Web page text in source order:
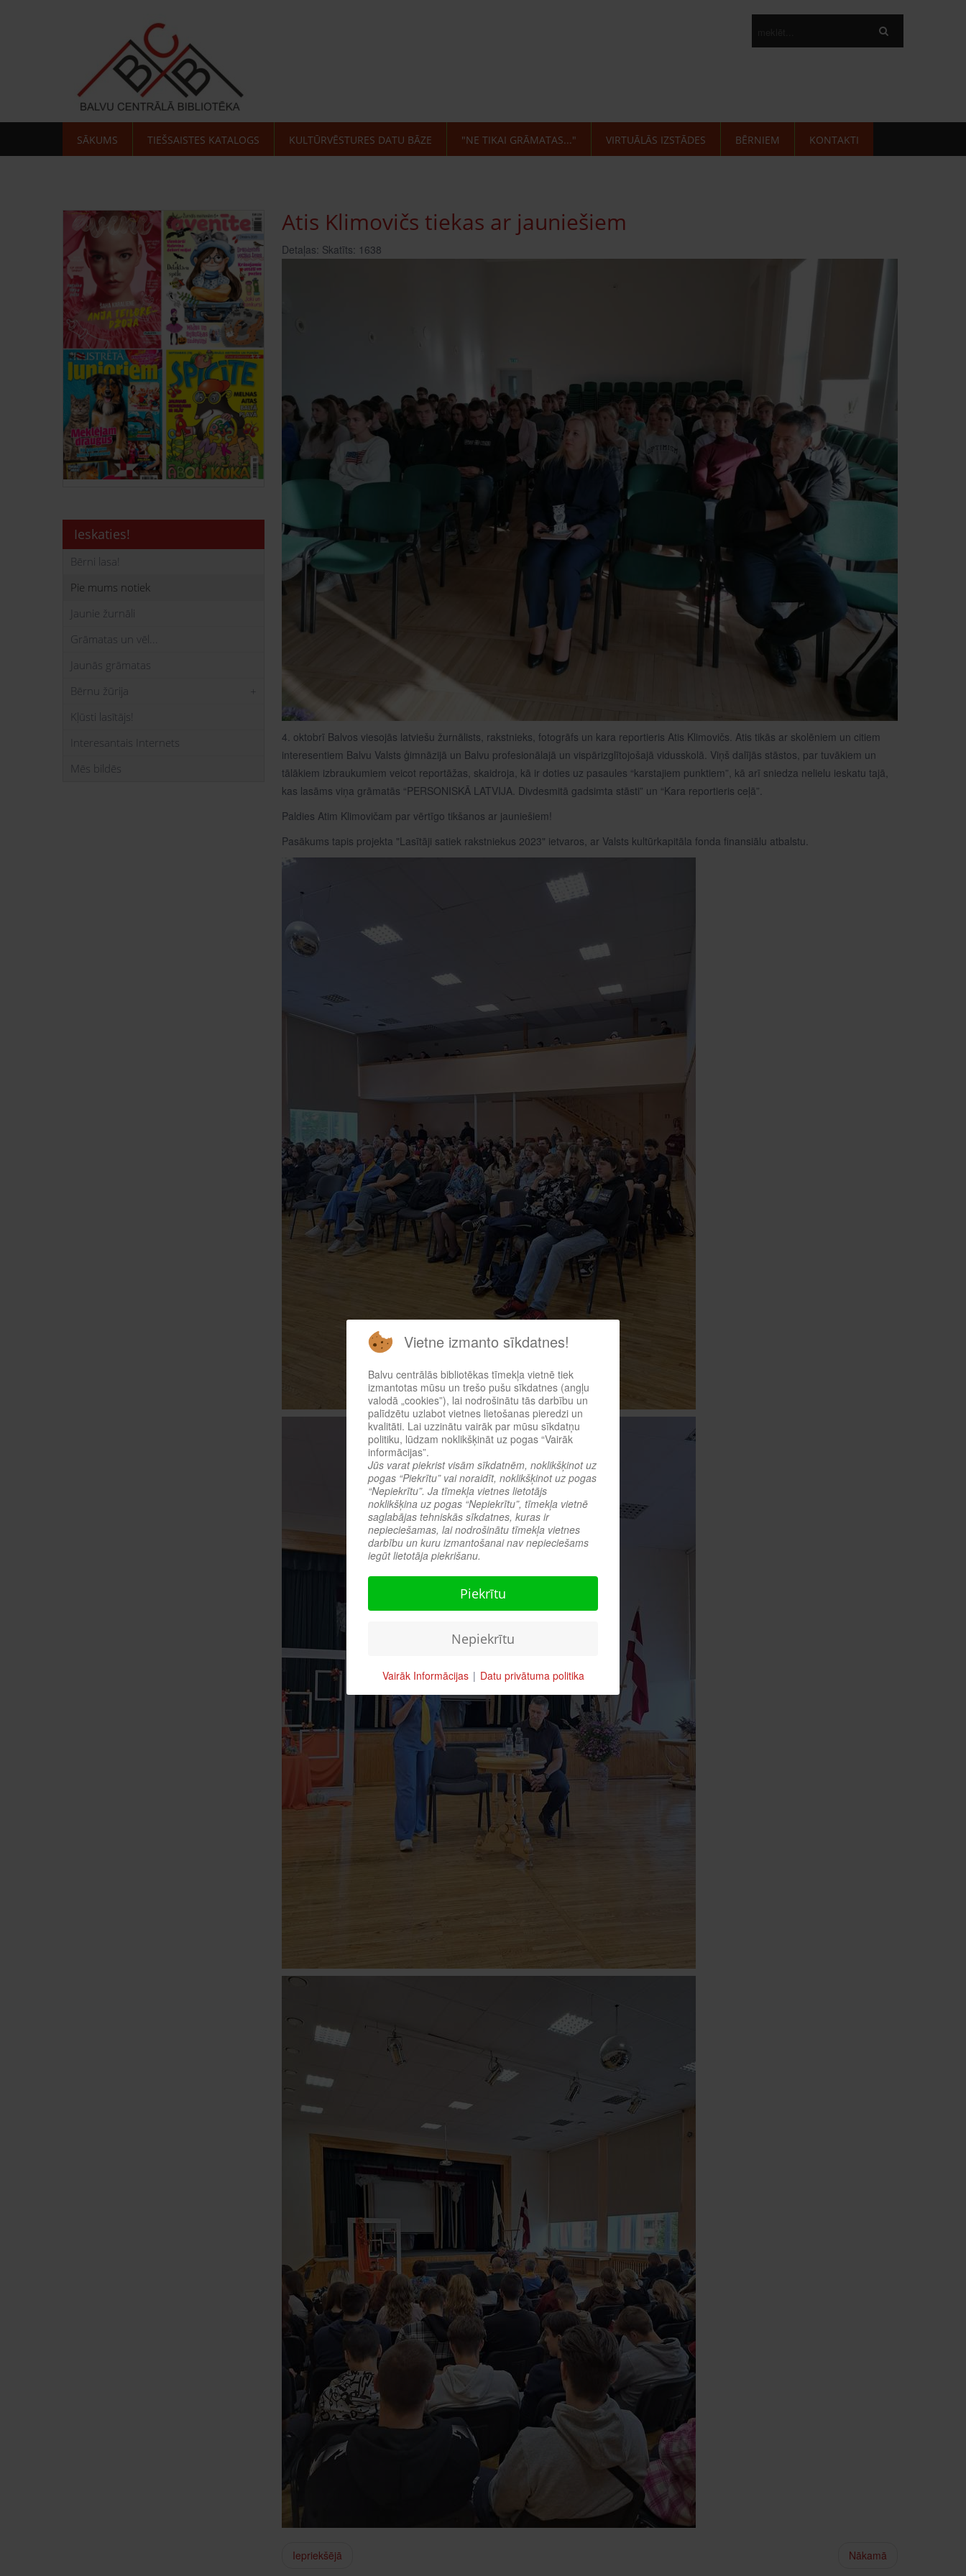
SĀKUMS TIEŠSAISTES KATALOGS KULTŪRVĒSTURES DATU BĀZE "NE TIKAI GRĀMATAS..." VIRTUĀLĀS IZSTĀDES BĒRNIEM KONTAKTI
Ieskaties!
Bērni lasa!
Pie mums notiek
Jaunie žurnāli
Grāmatas un vēl...
Jaunās grāmatas
Bērnu žūrija
Kļūsti lasītājs!
Interesantais Internets
Mēs bildēs
Atis Klimovičs tiekas ar jauniešiem
Detaļas: Skatīts: 1638
4. oktobrī Balvos viesojās latviešu žurnālists, rakstnieks, fotogrāfs un kara reportieris Atis Klimovičs. Atis tikās ar skolēniem un citiem
interesentiem Balvu Valsts ģimnāzijā un Balvu profesionālajā un vispārizglītojošajā vidusskolā. Viņš dalījās stāstos, par tuvākiem un
tālākiem izbraukumiem veicot reportāžas, skaidroja, kā ir doties uz pasaules “karstajiem punktiem”, kā arī sniedza nelielu ieskatu tajā,
kas lasāms viņa grāmatās “PERSONISKĀ LATVIJA. Divdesmitā gadsimta stāsti” un “Kara reportieris ceļā”.
Paldies Atim Klimovičam par vērtīgo tikšanos ar jauniešiem!
Pasākums tapis projekta "Lasītāji satiek rakstniekus 2023" ietvaros, ar Valsts kultūrkapitāla fonda finansiālu atbalstu.
Iepriekšējā Nākamā
Vietne izmanto sīkdatnes!
Balvu centrālās bibliotēkas tīmekļa vietnē tiek
izmantotas mūsu un trešo pušu sīkdatnes (angļu
valodā „cookies”), lai nodrošinātu tās darbību un
palīdzētu uzlabot vietnes lietošanas pieredzi un
kvalitāti. Lai uzzinātu vairāk par mūsu sīkdatņu
politiku, lūdzam noklikšķināt uz pogas “Vairāk
informācijas”.
Jūs varat piekrist visām sīkdatnēm, noklikšķinot uz
pogas “Piekrītu” vai noraidīt, noklikšķinot uz pogas
“Nepiekrītu”. Ja tīmekļa vietnes lietotājs
noklikšķina uz pogas “Nepiekrītu”, tīmekļa vietnē
saglabājas tehniskās sīkdatnes, kuras ir
nepieciešamas, lai nodrošinātu tīmekļa vietnes
darbību un kuru izmantošanai nav nepieciešams
iegūt lietotāja piekrišanu.
Piekrītu
Nepiekrītu
Vairāk Informācijas | Datu privātuma politika